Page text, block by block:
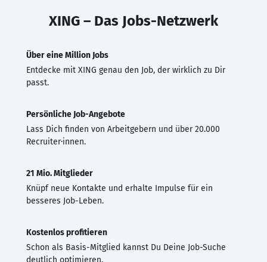
XING – Das Jobs-Netzwerk
Über eine Million Jobs
Entdecke mit XING genau den Job, der wirklich zu Dir
passt.
Persönliche Job-Angebote
Lass Dich finden von Arbeitgebern und über 20.000
Recruiter·innen.
21 Mio. Mitglieder
Knüpf neue Kontakte und erhalte Impulse für ein
besseres Job-Leben.
Kostenlos profitieren
Schon als Basis-Mitglied kannst Du Deine Job-Suche
deutlich optimieren.